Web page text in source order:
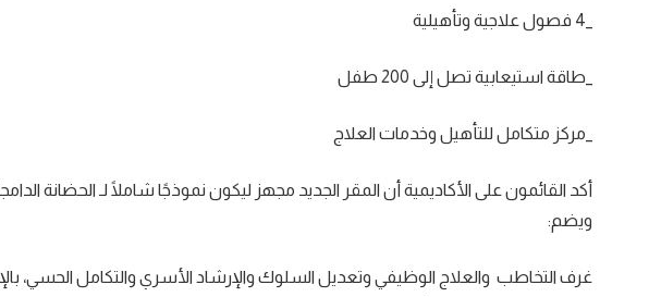
_طاقة استيعابية تصل إلى 200 طفل
_مركز متكامل للتأهيل وخدمات العلاج
أكد القائمون على الأكاديمية أن المقر الجديد مجهز ليكون نموذجًا شاملًا لـ الحضانة
ويضم:
غرف التخاطب والعلاج الوظيفي وتعديل السلوك والإرشاد الأسري والتكامل الحسي،